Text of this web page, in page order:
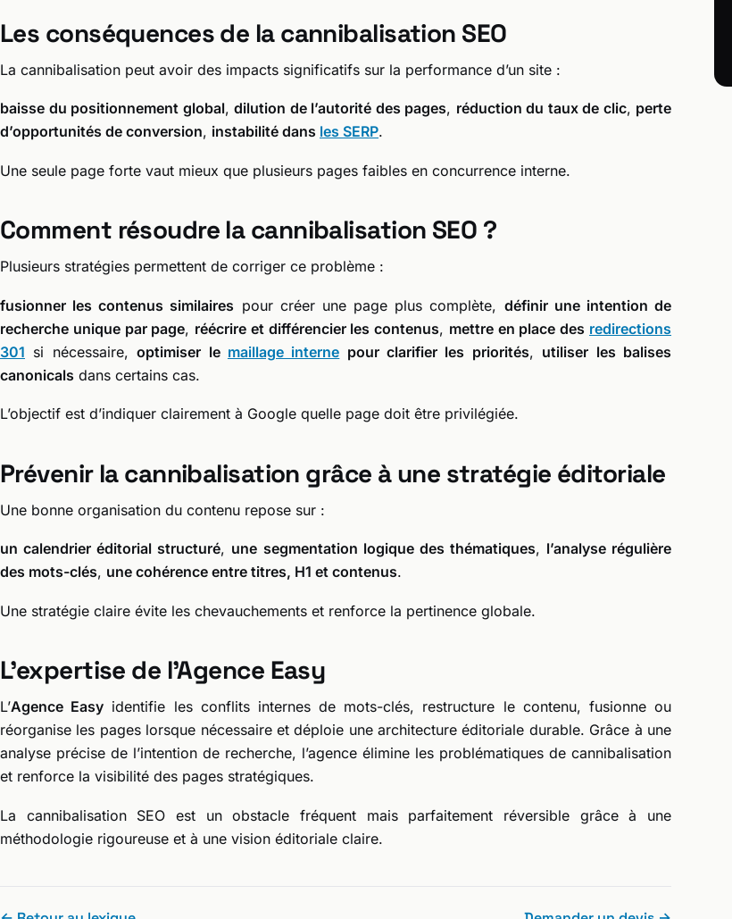
Les conséquences de la cannibalisation SEO
La cannibalisation peut avoir des impacts significatifs sur la performance d’un site :
baisse du positionnement global, dilution de l’autorité des pages, réduction du taux de clic, perte
d’opportunités de conversion, instabilité dans les SERP.
Une seule page forte vaut mieux que plusieurs pages faibles en concurrence interne.
Comment résoudre la cannibalisation SEO ?
Plusieurs stratégies permettent de corriger ce problème :
fusionner les contenus similaires pour créer une page plus complète, définir une intention de
recherche unique par page, réécrire et différencier les contenus, mettre en place des redirections
301 si nécessaire,optimiser le maillage interne pour clarifier les priorités, utiliser les balises
canonicals dans certains cas.
L’objectif est d’indiquer clairement à Google quelle page doit être privilégiée.
Prévenir la cannibalisation grâce à une stratégie éditoriale
Une bonne organisation du contenu repose sur :
un calendrier éditorial structuré, une segmentation logique des thématiques, l’analyse régulière
des mots-clés, une cohérence entre titres, H1 et contenus.
Une stratégie claire évite les chevauchements et renforce la pertinence globale.
L’expertise de l’Agence Easy
L’Agence Easy identifie les conflits internes de mots-clés, restructure le contenu, fusionne ou
réorganise les pages lorsque nécessaire et déploie une architecture éditoriale durable. Grâce à une
analyse précise de l’intention de recherche, l’agence élimine les problématiques de cannibalisation
et renforce la visibilité des pages stratégiques.
La cannibalisation SEO est un obstacle fréquent mais parfaitement réversible grâce à une
méthodologie rigoureuse et à une vision éditoriale claire.